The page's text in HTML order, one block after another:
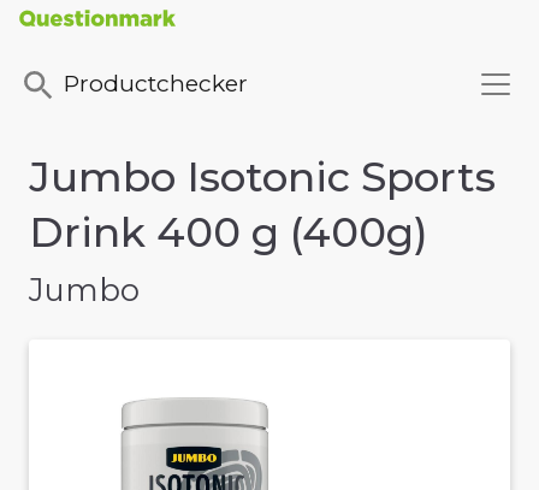
Productchecker
Jumbo Isotonic Sports
Drink 400 g (400g)
Jumbo